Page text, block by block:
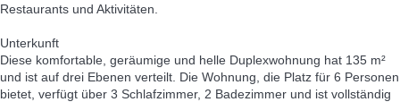
Restaurants und Aktivitäten.
Unterkunft
Diese komfortable, geräumige und helle Duplexwohnung hat 135 m²
und ist auf drei Ebenen verteilt. Die Wohnung, die Platz für 6 Personen
bietet, verfügt über 3 Schlafzimmer, 2 Badezimmer und ist vollständig